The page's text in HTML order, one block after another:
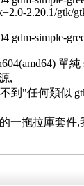
2.20.1/gtk/
gdm-simple-
單純
,
到"任何類似
一拖拉庫套件,